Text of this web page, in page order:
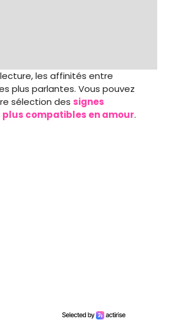
les affinités entre
plus parlantes. Vous pouvez
sélection des signes
compatibles en amour.